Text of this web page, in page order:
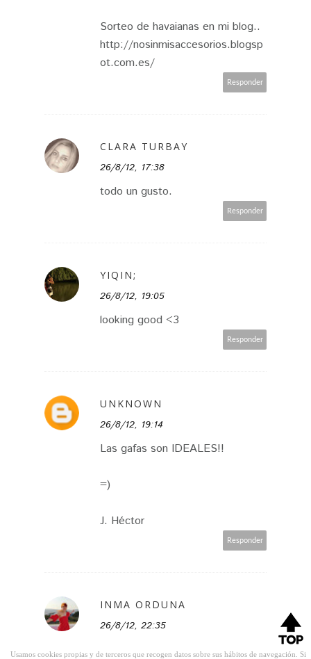
Sorteo de havaianas en mi blog..
http://nosinmisaccesorios.blogsp
ot.com.es/
Responder
CLARA TURBAY
26/8/12, 17:38
todo un gusto.
Responder
YIQIN;
26/8/12, 19:05
looking good <3
Responder
UNKNOWN
26/8/12, 19:14
Las gafas son IDEALES!!
=)
J. Héctor
Responder
INMA ORDUNA
26/8/12, 22:35
¡me encanta el clutch!
Usamos cookies propias y de terceros que recogen datos sobre sus hábitos de navegación. Si